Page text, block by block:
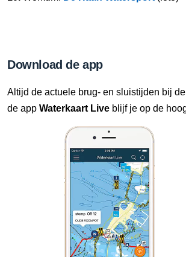
Download de app
Altijd de actuele brug- en sluistijden bij
de app Waterkaart Live blijf je op de